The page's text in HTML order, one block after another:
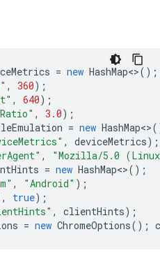
= new HashMap<>();
, 360);
, 640);
, 3.0);
= new HashMap<>
, deviceMetrics);
,
"Mozilla/5.0 (Linux;
= new HashMap<>();
, "Android" );
, true);
, clientHints);
= new ChromeOptions();